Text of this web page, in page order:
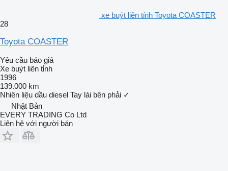
xe buýt liên tỉnh Toyota COASTER
28
Toyota COASTER
Yêu cầu báo giá
Xe buýt liên tỉnh
1996
139.000 km
Nhiên liệu dầu diesel Tay lái bên phải ✓
Nhật Bản
EVERY TRADING Co Ltd
Liên hệ với người bán